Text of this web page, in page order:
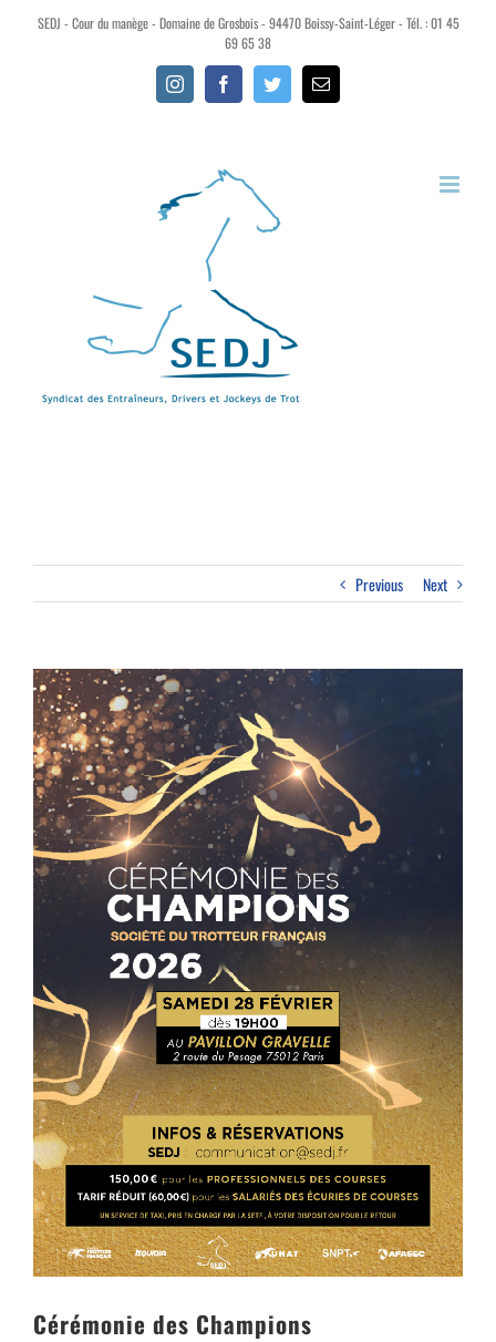
SEDJ - Cour du manège - Domaine de Grosbois - 94470 Boissy-Saint-Léger - Tél. : 01 45
69 65 38
InstagramFacebookTwitterEmail
Previous Next
View
Larger
Image
Cérémonie des Champions